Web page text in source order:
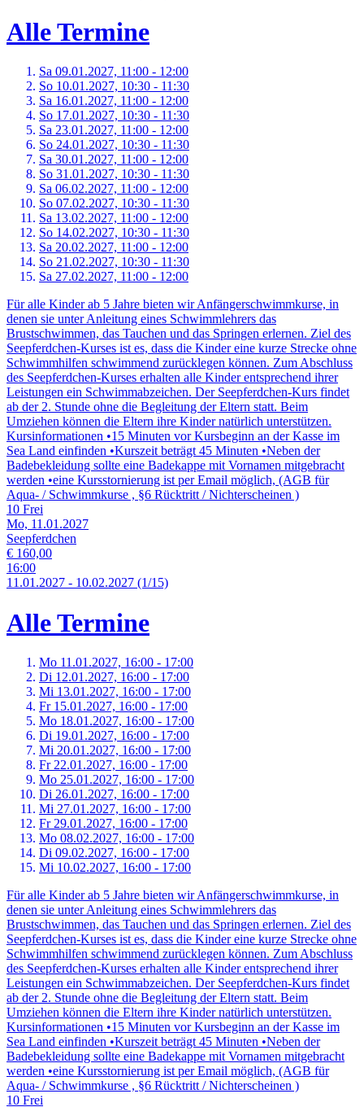
Alle Termine
Sa 09.01.2027, 11:00 - 12:00
So 10.01.2027, 10:30 - 11:30
Sa 16.01.2027, 11:00 - 12:00
So 17.01.2027, 10:30 - 11:30
Sa 23.01.2027, 11:00 - 12:00
So 24.01.2027, 10:30 - 11:30
Sa 30.01.2027, 11:00 - 12:00
So 31.01.2027, 10:30 - 11:30
Sa 06.02.2027, 11:00 - 12:00
So 07.02.2027, 10:30 - 11:30
Sa 13.02.2027, 11:00 - 12:00
So 14.02.2027, 10:30 - 11:30
Sa 20.02.2027, 11:00 - 12:00
So 21.02.2027, 10:30 - 11:30
Sa 27.02.2027, 11:00 - 12:00
Für alle Kinder ab 5 Jahre bieten wir Anfängerschwimmkurse, in
denen sie unter Anleitung eines Schwimmlehrers das
Brustschwimmen, das Tauchen und das Springen erlernen. Ziel des
Seepferdchen-Kurses ist es, dass die Kinder eine kurze Strecke ohne
Schwimmhilfen schwimmend zurücklegen können. Zum Abschluss
des Seepferdchen-Kurses erhalten alle Kinder entsprechend ihrer
Leistungen ein Schwimmabzeichen. Der Seepferdchen-Kurs findet
ab der 2. Stunde ohne die Begleitung der Eltern statt. Beim
Umziehen können die Eltern ihre Kinder natürlich unterstützen.
Kursinformationen •15 Minuten vor Kursbeginn an der Kasse im
Sea Land einfinden •Kurszeit beträgt 45 Minuten •Neben der
Badebekleidung sollte eine Badekappe mit Vornamen mitgebracht
werden •eine Kursstornierung ist per Email möglich, (AGB für
Aqua- / Schwimmkurse , §6 Rücktritt / Nichterscheinen )
10 Frei
Mo, 11.01.2027
Seepferdchen
€ 160,00
16:00
11.01.2027 - 10.02.2027 (1/15)
Alle Termine
Mo 11.01.2027, 16:00 - 17:00
Di 12.01.2027, 16:00 - 17:00
Mi 13.01.2027, 16:00 - 17:00
Fr 15.01.2027, 16:00 - 17:00
Mo 18.01.2027, 16:00 - 17:00
Di 19.01.2027, 16:00 - 17:00
Mi 20.01.2027, 16:00 - 17:00
Fr 22.01.2027, 16:00 - 17:00
Mo 25.01.2027, 16:00 - 17:00
Di 26.01.2027, 16:00 - 17:00
Mi 27.01.2027, 16:00 - 17:00
Fr 29.01.2027, 16:00 - 17:00
Mo 08.02.2027, 16:00 - 17:00
Di 09.02.2027, 16:00 - 17:00
Mi 10.02.2027, 16:00 - 17:00
Für alle Kinder ab 5 Jahre bieten wir Anfängerschwimmkurse, in
denen sie unter Anleitung eines Schwimmlehrers das
Brustschwimmen, das Tauchen und das Springen erlernen. Ziel des
Seepferdchen-Kurses ist es, dass die Kinder eine kurze Strecke ohne
Schwimmhilfen schwimmend zurücklegen können. Zum Abschluss
des Seepferdchen-Kurses erhalten alle Kinder entsprechend ihrer
Leistungen ein Schwimmabzeichen. Der Seepferdchen-Kurs findet
ab der 2. Stunde ohne die Begleitung der Eltern statt. Beim
Umziehen können die Eltern ihre Kinder natürlich unterstützen.
Kursinformationen •15 Minuten vor Kursbeginn an der Kasse im
Sea Land einfinden •Kurszeit beträgt 45 Minuten •Neben der
Badebekleidung sollte eine Badekappe mit Vornamen mitgebracht
werden •eine Kursstornierung ist per Email möglich, (AGB für
Aqua- / Schwimmkurse , §6 Rücktritt / Nichterscheinen )
10 Frei